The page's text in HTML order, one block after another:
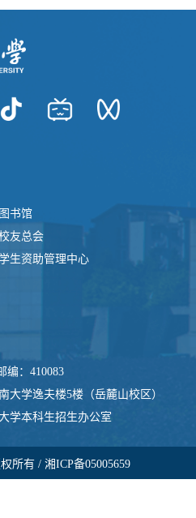
图书馆
友总会
生资助管理中心
编：410083
大学逸夫楼5楼（岳麓山校区）
学本科生招生办公室
所有 / 湘ICP备05005659